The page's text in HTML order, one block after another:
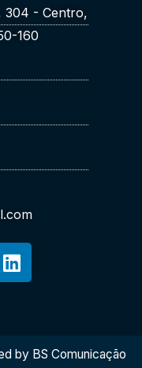
304 - Centro,
160
L
i
d
by BS Comunicação